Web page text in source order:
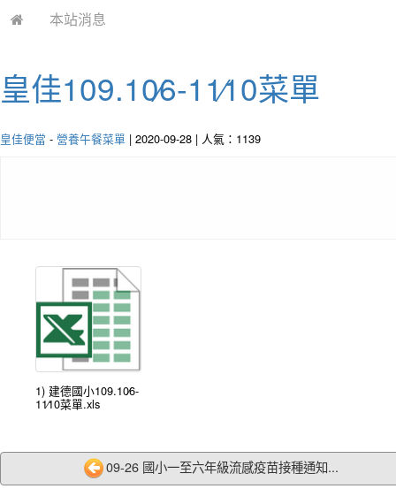
本站消息
皇佳109.10∕6-11∕10菜單
皇佳便當 - 營養午餐菜單 | 2020-09-28 | 人氣：1139
1) 建德國小109.10∕6-
11∕10菜單.xls
09-26 國小一至六年級流感疫苗接種通知...